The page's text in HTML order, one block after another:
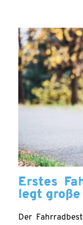
Erstes
legt
Der